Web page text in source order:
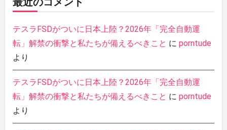
テスラFSDがついに日本上陸？2026年「完全自動運
転」解禁の衝撃と私たちが備えるべきこと に porntude
より
テスラFSDがついに日本上陸？2026年「完全自動運
転」解禁の衝撃と私たちが備えるべきこと に porntude
より